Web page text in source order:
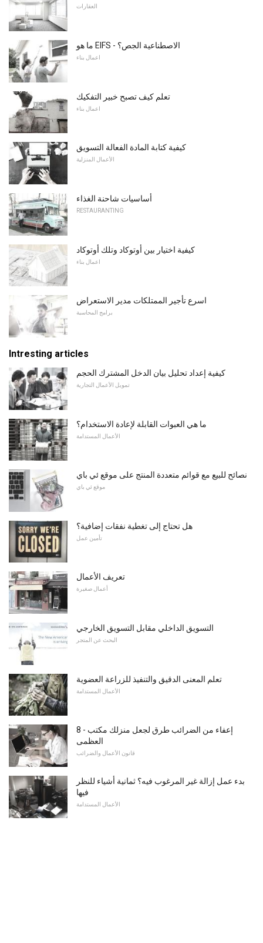
العقارات
ما هو EIFS - الاصطناعية الجص؟
اعمال بناء
تعلم كيف تصبح خبير التفكيك
اعمال بناء
كيفية كتابة المادة الفعالة التسويق
الأعمال المنزلية
أساسيات شاحنة الغذاء
RESTAURANTING
كيفية اختيار بين أوتوكاد وتلك أوتوكاد
اعمال بناء
اسرع تأجير الممتلكات مدير الاستعراض
برامج المحاسبة
Intresting articles
كيفية إعداد تحليل بيان الدخل المشترك الحجم
تمويل الأعمال التجارية
ما هي العبوات القابلة لإعادة الاستخدام؟
الأعمال المستدامة
نصائح للبيع مع قوائم متعددة المنتج على موقع ئي باي
موقع ئي باي
هل تحتاج إلى تغطية نفقات إضافية؟
تأمين عمل
تعريف الأعمال
أعمال صغيرة
التسويق الداخلي مقابل التسويق الخارجي
البحث عن المتجر
تعلم المعنى الدقيق والتنفيذ للزراعة العضوية
الأعمال المستدامة
8 - إعفاء من الضرائب طرق لجعل منزلك مكتب
العظمى
قانون الأعمال والضرائب
بدء عمل إزالة غير المرغوب فيه؟ ثمانية أشياء للنظر
فيها
الأعمال المستدامة